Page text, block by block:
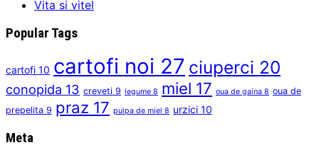
Vita si vitel
Popular Tags
cartofi 10 cartofi noi 27 ciuperci 20
conopida 13 creveti 9 legume 8 miel 17 oua de gaina 8 oua de
prepelita 9 praz 17 pulpa de miel 8 urzici 10
Meta